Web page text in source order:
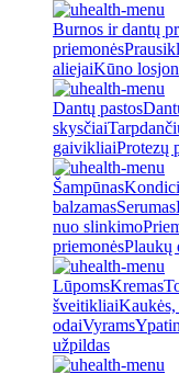
Burnos ir dantų
priemonės
aliejaiKūno
Dantų pastos
skysčiai
gaivikliaiProtezų
Šampūnas
balzamasSerumas
nuo slinkimo
priemonėsPlaukų
LūpomsKremas
šveitikliai
odaiVyrams
užpildas